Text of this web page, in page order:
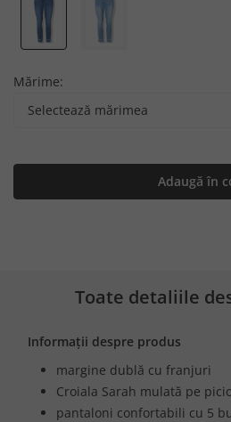
Mărime:
Selectează mărimea
Adaugă în
Toate detaliile
Informații despre produs
margine dublă cu franjuri
Croiala Sarah mulată pe
pantaloni confortabili cu 5